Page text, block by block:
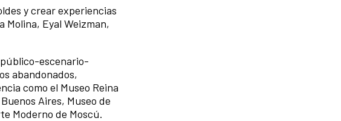
y crear experiencias
Eyal Weizman,
escenario-
abandonados,
como el Museo Reina
Aires, Museo de
Moderno de Moscú.